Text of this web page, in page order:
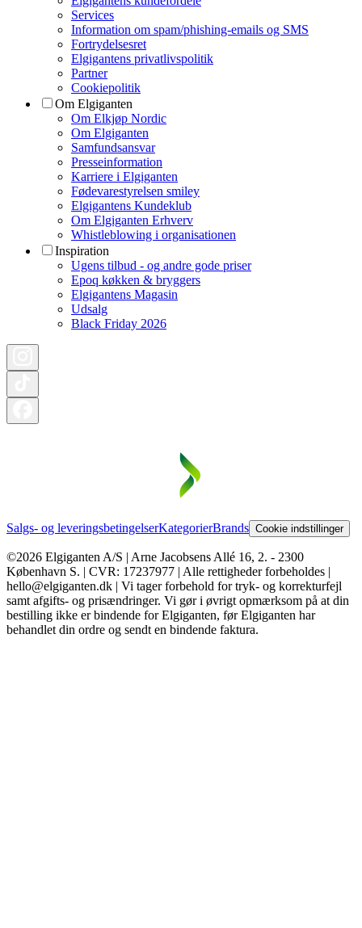
Services
Information om spam/phishing-emails og SMS
Fortrydelsesret
Elgigantens privatlivspolitik
Partner
Cookiepolitik
Om Elgiganten
Om Elkjøp Nordic
Om Elgiganten
Samfundsansvar
Presseinformation
Karriere i Elgiganten
Fødevarestyrelsen smiley
Elgigantens Kundeklub
Om Elgiganten Erhverv
Whistleblowing i organisationen
Inspiration
Ugens tilbud - og andre gode priser
Epoq køkken & bryggers
Elgigantens Magasin
Udsalg
Black Friday 2026
Salgs- og leveringsbetingelserKategorierBrands Cookie indstillinger
©2026 Elgiganten A/S | Arne Jacobsens Allé 16, 2. - 2300
København S. | CVR: 17237977 | Alle rettigheder forbeholdes |
hello@elgiganten.dk | Vi tager forbehold for tryk- og korrekturfejl
samt afgifts- og prisændringer. Vi gør i øvrigt opmærksom på at din
bestilling ikke er bindende for Elgiganten, før Elgiganten har
behandlet din ordre og sendt en bindende faktura.